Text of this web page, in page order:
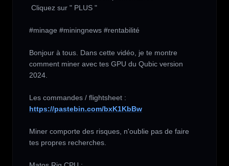
#minage #miningnews #rentabilité
Bonjour à tous. Dans cette vidéo, je te montre
comment miner avec tes GPU du Qubic version
2024.
https://pastebin.com/bxK1KbBw
Miner comporte des risques, n'oublie pas de faire
tes propres recherches.